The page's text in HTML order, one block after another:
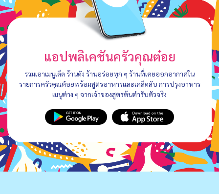
แอปพลิเคชันครัวคุณต๋อย
รวมเอาเมนูเด็ด ร้านดัง ร้านอร่อยทุก ๆ ร้านที่เคยออกอากาศใน
รายการครัวคุณต๋อยพร้อมสูตรอาหารและเคล็ดลับ การปรุงอาหาร
เมนูต่าง ๆ จากเจ้าของสูตรต้นตำรับตัวจริง